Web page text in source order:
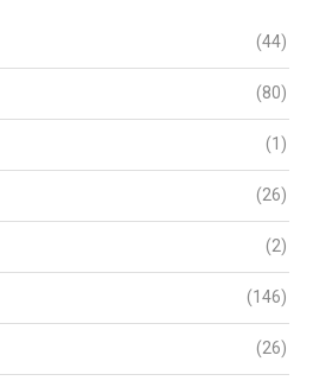
(44)
(80)
(1)
(26)
(2)
(146)
(26)